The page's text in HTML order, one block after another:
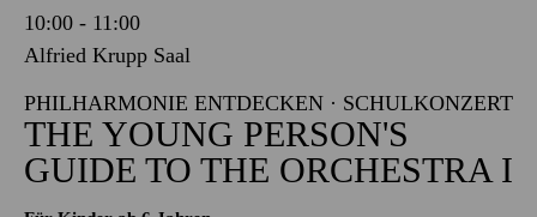
10:00 - 11:00
Alfried Krupp Saal
PHILHARMONIE ENTDECKEN · SCHULKONZERT
THE YOUNG PERSON'S
GUIDE TO THE ORCHESTRA I